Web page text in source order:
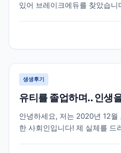
있어 브레이크에듀를 찾았습니
요. 캐나다에 있는 여러 학교들
는 학교를 추천해주시고 그후
까...
생생후기
유티를 졸업하며.. 인생
안녕하세요, 저는 2020년 12
한 사회인입니다! 제 실체를 드